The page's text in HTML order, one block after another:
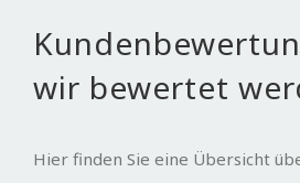
wir bewertet
Hier finden Sie eine Übersicht